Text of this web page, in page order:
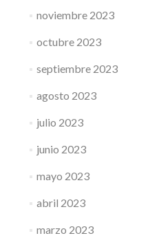
noviembre 2023
octubre 2023
septiembre 2023
agosto 2023
julio 2023
junio 2023
mayo 2023
abril 2023
marzo 2023